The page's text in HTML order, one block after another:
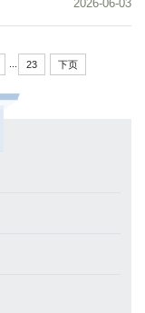
2026-06-03
... 23 下页